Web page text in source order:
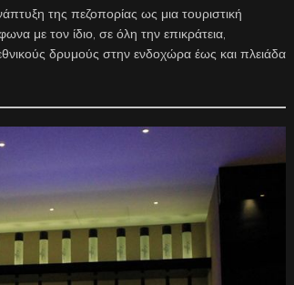
της πεζοπορίας ως μια τουριστική
με τον ίδιο, σε όλη την επικράτεια,
δρυμούς στην ενδοχώρα έως και πλειάδα